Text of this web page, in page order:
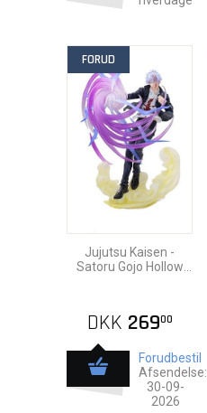
FORUD
Jujutsu Kaisen -
Satoru Gojo Hollow
DKK 26900
Forudbestil
Afsendelse:
30-09-
2026